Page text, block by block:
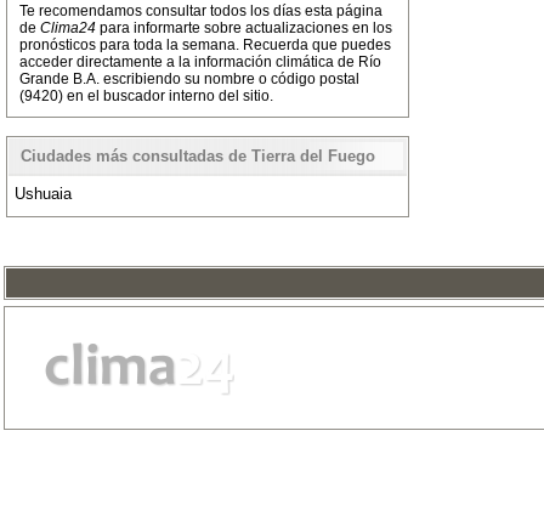
Te recomendamos consultar todos los días esta página
de Clima24 para informarte sobre actualizaciones en los
pronósticos para toda la semana. Recuerda que puedes
acceder directamente a la información climática de Río
Grande B.A. escribiendo su nombre o código postal
(9420) en el buscador interno del sitio.
Ciudades más consultadas de Tierra del Fuego
Ushuaia